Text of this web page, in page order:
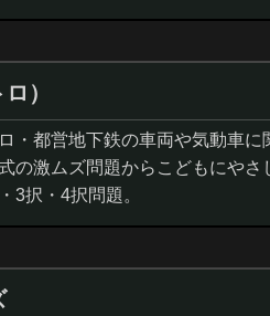
）
・都営地下鉄の車両や気動車に
激ムズ問題からこどもにやさ
3択・4択問題。